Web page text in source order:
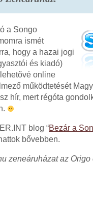
a Songo
ismét
hogy a hazai jogi
és kiadó)
online
működtetését
hír, mert régóta
blog “Bezár a
bővebben.
zeneáruházat az